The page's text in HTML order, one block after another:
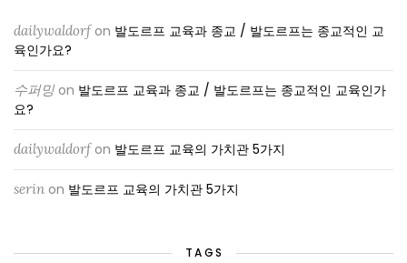
dailywaldorfon 발도르프 교육과 종교 / 발도르프는 종교적인 교
육인가요?
수퍼밍on 발도르프 교육과 종교 / 발도르프는 종교적인 교육인가
요?
dailywaldorfon 발도르프 교육의 가치관 5가지
serin on 발도르프 교육의 가치관 5가지
TAGS